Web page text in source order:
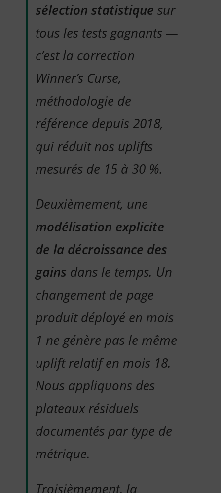
sélection statistique sur
tous les tests gagnants —
c’est la correction
Winner’s Curse,
méthodologie de
référence depuis 2018,
qui réduit nos uplifts
mesurés de 15 à 30 %.
Deuxièmement, une
modélisation explicite
de la décroissance des
gains dans le temps. Un
changement de page
produit déployé en mois
1 ne génère pas le même
uplift relatif en mois 18.
Nous appliquons des
plateaux résiduels
documentés par type de
métrique.
Troisièmement, la